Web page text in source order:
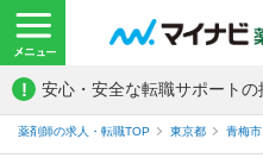
! 安心・安全な転職サポートの
薬剤師の求人・転職TOP 東京都 青梅市